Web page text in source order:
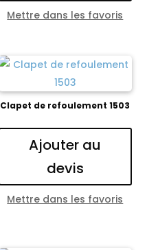
Mettre dans les favoris
Clapet de refoulement 1503
Ajouter au
devis
Mettre dans les favoris